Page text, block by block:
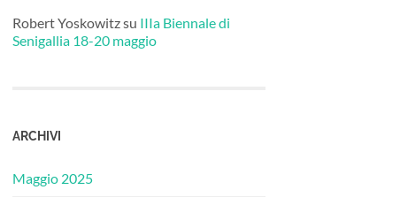
Robert Yoskowitzsu IIIa Biennale di
Senigallia 18-20 maggio
ARCHIVI
Maggio 2025